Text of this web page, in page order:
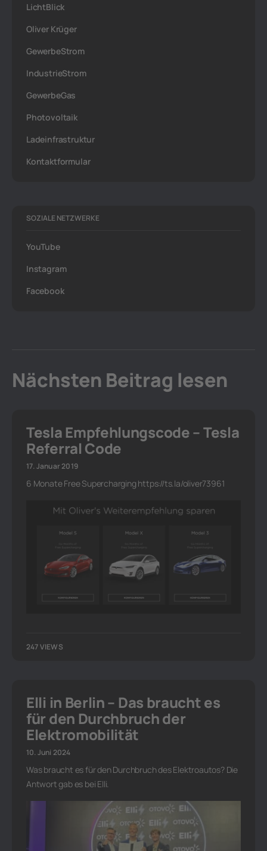
LichtBlick
Oliver Krüger
GewerbeStrom
IndustrieStrom
GewerbeGas
Photovoltaik
Ladeinfrastruktur
Kontaktformular
SOZIALE NETZWERKE
YouTube
Instagram
Facebook
Nächsten Beitrag lesen
Tesla Empfehlungscode – Tesla
Referral Code
17. Januar 2019
6 Monate Free Supercharging https://ts.la/oliver73961
247 VIEWS
Elli in Berlin – Das braucht es
für den Durchbruch der
Elektromobilität
10. Juni 2024
Was braucht es für den Durchbruch des Elektroautos? Die
Antwort gab es bei Elli.